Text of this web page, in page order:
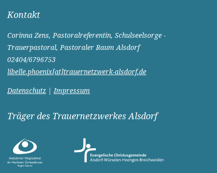
Kontakt
Corinna Zens, Pastoralreferentin, Schulseelsorge -
Trauerpastoral, Pastoraler Raum Alsdorf
02404/6796753
libelle.phoenix[at]trauernetzwerk-alsdorf.de
Datenschutz | Impressum
Träger des Trauernetzwerkes Alsdorf